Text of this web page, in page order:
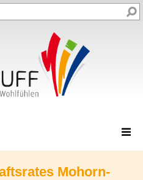
Mohorn-